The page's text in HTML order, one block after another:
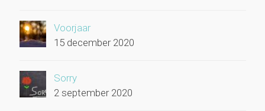
Voorjaar
15 december 2020
Sorry
2 september 2020